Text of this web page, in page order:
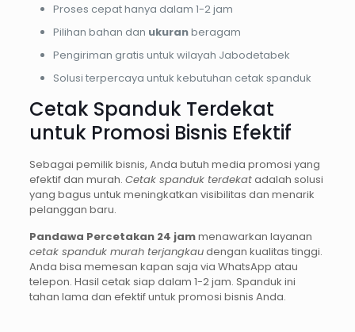
Proses cepat hanya dalam 1-2 jam
Pilihan bahan dan ukuranberagam
Pengiriman gratis untuk wilayah Jabodetabek
Solusi terpercaya untuk kebutuhan cetak spanduk
Cetak Spanduk Terdekat
untuk Promosi Bisnis Efektif
Sebagai pemilik bisnis, Anda butuh media promosi yang
efektif dan murah. Cetak spanduk terdekatadalah solusi
yang bagus untuk meningkatkan visibilitas dan menarik
pelanggan baru.
Pandawa Percetakan 24 jammenawarkan layanan
cetak spanduk murah terjangkaudengan kualitas tinggi.
Anda bisa memesan kapan saja via WhatsApp atau
telepon. Hasil cetak siap dalam 1-2 jam. Spanduk ini
tahan lama dan efektif untuk promosi bisnis Anda.